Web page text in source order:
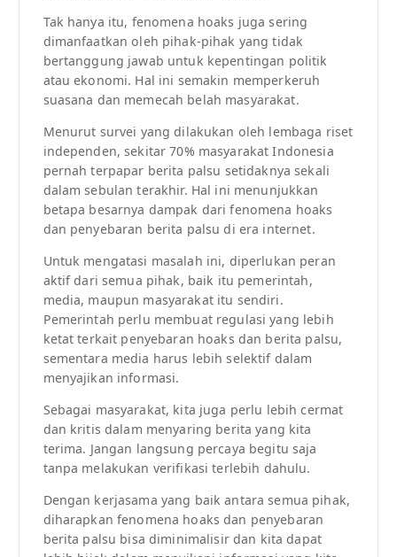
Tak hanya itu, fenomena hoaks juga sering
dimanfaatkan oleh pihak-pihak yang tidak
bertanggung jawab untuk kepentingan politik
atau ekonomi. Hal ini semakin memperkeruh
suasana dan memecah belah masyarakat.
Menurut survei yang dilakukan oleh lembaga riset
independen, sekitar 70% masyarakat Indonesia
pernah terpapar berita palsu setidaknya sekali
dalam sebulan terakhir. Hal ini menunjukkan
betapa besarnya dampak dari fenomena hoaks
dan penyebaran berita palsu di era internet.
Untuk mengatasi masalah ini, diperlukan peran
aktif dari semua pihak, baik itu pemerintah,
media, maupun masyarakat itu sendiri.
Pemerintah perlu membuat regulasi yang lebih
ketat terkait penyebaran hoaks dan berita palsu,
sementara media harus lebih selektif dalam
menyajikan informasi.
Sebagai masyarakat, kita juga perlu lebih cermat
dan kritis dalam menyaring berita yang kita
terima. Jangan langsung percaya begitu saja
tanpa melakukan verifikasi terlebih dahulu.
Dengan kerjasama yang baik antara semua pihak,
diharapkan fenomena hoaks dan penyebaran
berita palsu bisa diminimalisir dan kita dapat